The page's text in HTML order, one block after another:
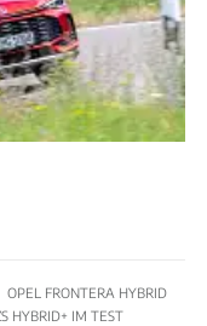
OPEL FRONTERA HYBRID
HYBRID+ IM TEST